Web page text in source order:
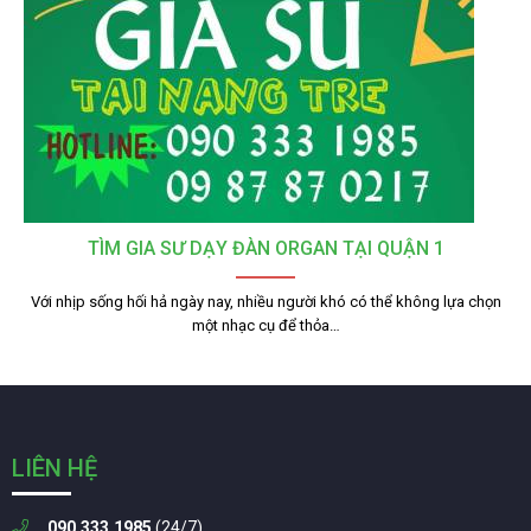
TÌM GIA SƯ DẠY ĐÀN ORGAN TẠI QUẬN 1
Với nhịp sống hối hả ngày nay, nhiều người khó có thể không lựa chọn
một nhạc cụ để thỏa…
LIÊN HỆ